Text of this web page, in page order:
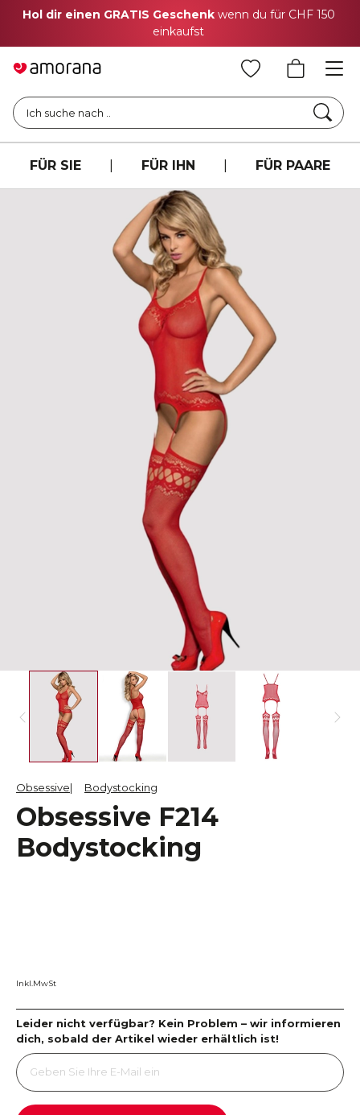
Hol dir einen GRATIS Geschenk wenn du für CHF 150
einkaufst
Ich suche nach ..
FÜR SIE FÜR IHN FÜR PAARE
Obsessive Bodystocking
Obsessive F214
Bodystocking
Inkl.MwSt
Leider nicht verfügbar? Kein Problem – wir informieren
dich, sobald der Artikel wieder erhältlich ist!